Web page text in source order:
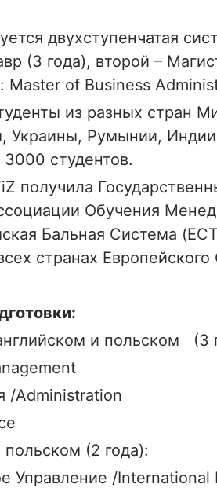
двухступенчатая
(3 года), второй –
Master of Business
из разных стран
Украины, Румынии,
студентов.
получила
Обучения
Бальная Система
странах
и польском (3
/Administration
(2 года):
Управление /International